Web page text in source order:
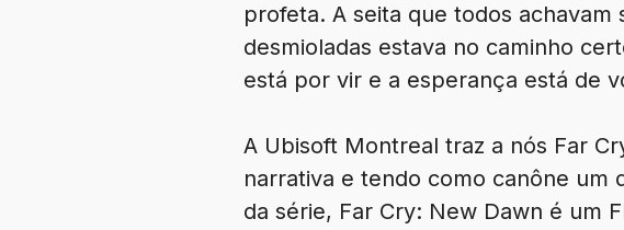
profeta. A seita que todos
desmioladas estava no caminho
está por vir e a esperança está de
A Ubisoft Montreal traz a nós Far
narrativa e tendo como canône um
da série, Far Cry: New Dawn é um